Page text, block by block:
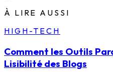
À LIRE AUSSI
HIGH-TECH
Comment les Outils
Lisibilité des Blogs